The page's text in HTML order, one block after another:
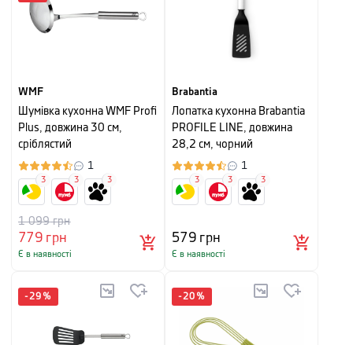
WMF
Шумівка кухонна WMF Profi
Plus, довжина 30 см,
сріблястий
1
779грн
1 099грн
Є в наявності
3 3 3
Brabantia
Лопатка кухонна Brabantia
PROFILE LINE, довжина
28,2 см, чорний
1
579грн
Є в наявності
3 3 3
-29 % -20 %